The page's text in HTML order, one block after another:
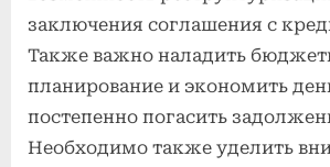
заключения соглашения с
Также важно наладить
планирование и экономить
постепенно погасить
Необходимо также уделить